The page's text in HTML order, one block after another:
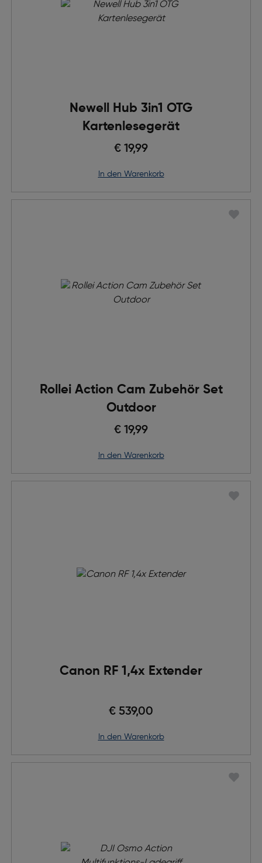
Newell Hub 3in1 OTG
Kartenlesegerät
€ 19,99
in den Warenkorb
Rollei Action Cam Zubehör Set
Outdoor
€ 19,99
in den Warenkorb
Canon RF 1,4x Extender
€ 539,00
in den Warenkorb